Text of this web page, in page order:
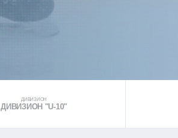
ДИВИЗИОН
ДИВИЗИОН "U-10"